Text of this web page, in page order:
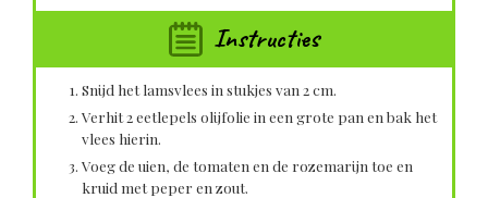
Instructies
Snijd het lamsvlees in stukjes van 2 cm.
Verhit 2 eetlepels olijfolie in een grote pan en bak het
vlees hierin.
Voeg de uien, de tomaten en de rozemarijn toe en
kruid met peper en zout.